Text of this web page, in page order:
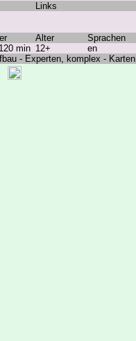
Links
Alter Sprachen
min 12+ en
- Experten, komplex - Karten